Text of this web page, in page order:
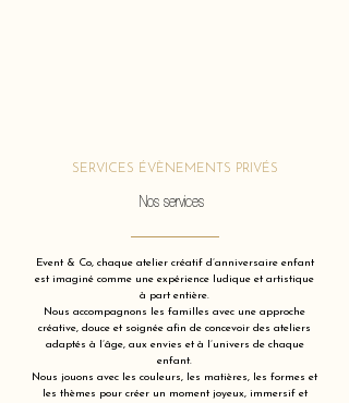
SERVICES ÉVÈNEMENTS PRIVÉS
Nos services
Event & Co, chaque atelier créatif d’anniversaire enfant
est imaginé comme une expérience ludique et artistique
à part entière.
Nous accompagnons les familles avec une approche
créative, douce et soignée afin de concevoir des ateliers
adaptés à l’âge, aux envies et à l’univers de chaque
enfant.
Nous jouons avec les couleurs, les matières, les formes et
les thèmes pour créer un moment joyeux, immersif et